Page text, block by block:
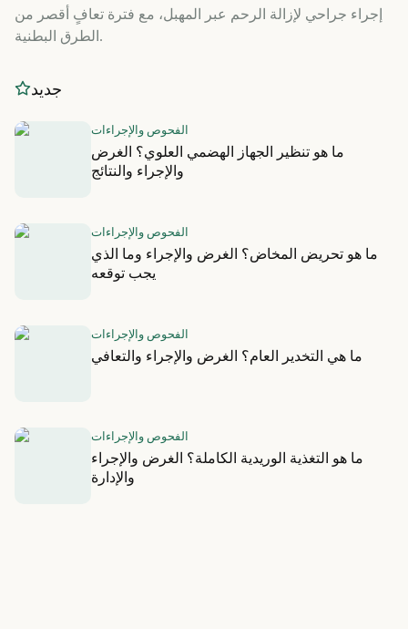
إجراء جراحي لإزالة الرحم عبر المهبل، مع فترة تعافٍ أقصر من
الطرق البطنية.
جديد
الفحوص والإجراءات
ما هو تنظير الجهاز الهضمي العلوي؟ الغرض
والإجراء والنتائج
الفحوص والإجراءات
ما هو تحريض المخاض؟ الغرض والإجراء وما الذي
يجب توقعه
الفحوص والإجراءات
ما هي التخدير العام؟ الغرض والإجراء والتعافي
الفحوص والإجراءات
ما هو التغذية الوريدية الكاملة؟ الغرض والإجراء
والإدارة